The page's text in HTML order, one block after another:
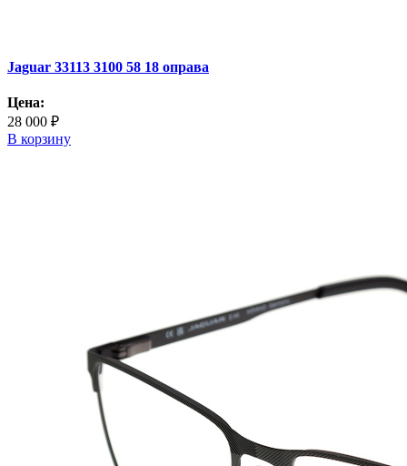
Jaguar 33113 3100 58 18 оправа
Цена:
28 000 ₽
В корзину